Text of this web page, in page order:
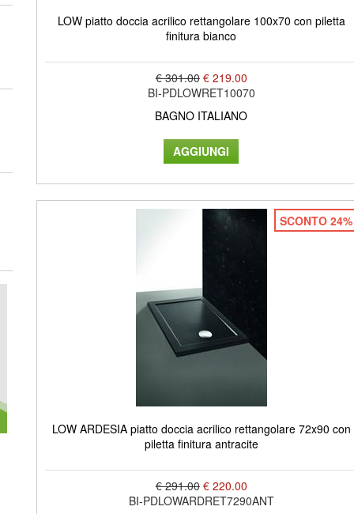
LOW piatto doccia acrilico rettangolare 100x70 con piletta
finitura bianco
€ 301.00 € 219.00
BI-PDLOWRET10070
BAGNO ITALIANO
SCONTO 24%
LOW ARDESIA piatto doccia acrilico rettangolare 72x90 con
piletta finitura antracite
€ 291.00 € 220.00
BI-PDLOWARDRET7290ANT